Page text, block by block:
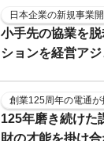
日本企業の新規事業
小手先の協業を
ションを経営ア
創業125周年の電通が
125年磨き続けた
財の才能を掛け